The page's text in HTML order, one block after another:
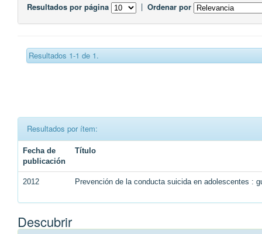
Resultados por página | Ordenar por
Resultados 1-1 de 1.
Resultados por ítem:
Fecha de
publicación
Título
2012 Prevención de la conducta suicida en adolescentes :
Descubrir